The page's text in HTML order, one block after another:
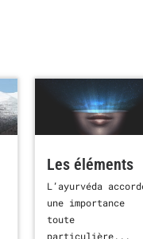
Les éléments
L’ayurvéda
une importance
toute
particulière...